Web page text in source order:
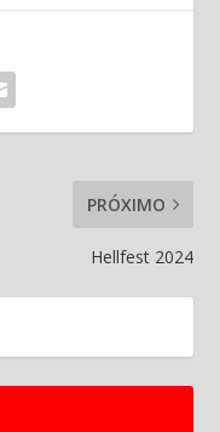
PRÓXIMO
Hellfest 2024